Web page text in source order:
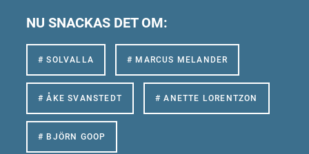
NU SNACKAS DET OM:
# SOLVALLA # MARCUS MELANDER
# ÅKE SVANSTEDT # ANETTE LORENTZON
# BJÖRN GOOP